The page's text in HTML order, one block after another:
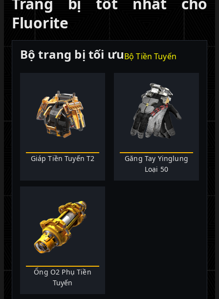
Fluorite
Bộ trang bị tối ưuBộ Tiền Tuyến
Giáp Tiền Tuyến T2
Găng Tay Yinglung
Loại 50
Ống O2 Phụ Tiền
Tuyến